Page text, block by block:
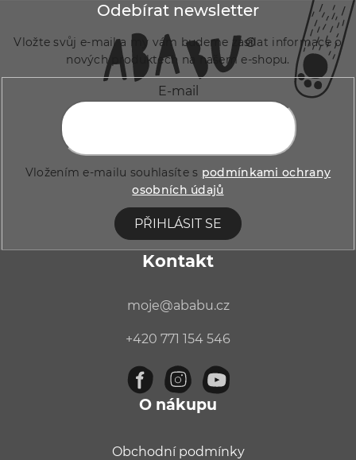
Odebírat newsletter
Vložte svůj e-mail a my vám budeme zasílat informace o
nových produktech na našem e-shopu.
E-mail
Vložením e-mailu souhlasíte s podmínkami ochrany
osobních údajů
PŘIHLÁSIT SE
Kontakt
moje@ababu.cz
+420 771 154 546
O nákupu
Obchodní podmínky